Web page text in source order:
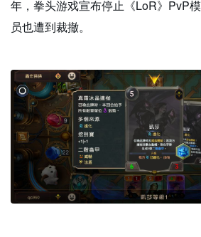
年，拳头游戏宣布停止《LoR》PvP
员也遭到裁撤。